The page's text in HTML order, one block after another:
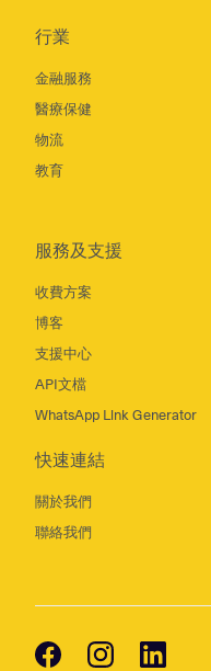
行業
金融服務
醫療保健
物流
教育
服務及支援
收費方案
博客
支援中心
API文檔
WhatsApp Link Generator
快速連結
關於我們
聯絡我們